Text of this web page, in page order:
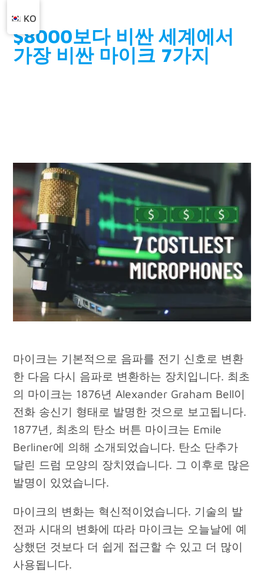
$8000보다 비싼 세계에서
가장 비싼 마이크 7가지
마이크는 기본적으로 음파를 전기 신호로 변환
한 다음 다시 음파로 변환하는 장치입니다. 최초
의 마이크는 1876년 Alexander Graham Bell이
전화 송신기 형태로 발명한 것으로 보고됩니다.
1877년, 최초의 탄소 버튼 마이크는 Emile
Berliner에 의해 소개되었습니다. 탄소 단추가
달린 드럼 모양의 장치였습니다. 그 이후로 많은
발명이 있었습니다.
마이크의 변화는 혁신적이었습니다. 기술의 발
전과 시대의 변화에 따라 마이크는 오늘날에 예
상했던 것보다 더 쉽게 접근할 수 있고 더 많이
사용됩니다.
KO